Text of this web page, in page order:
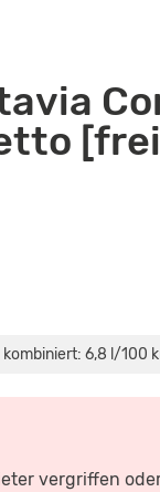
6,8 l/100
vergriffen